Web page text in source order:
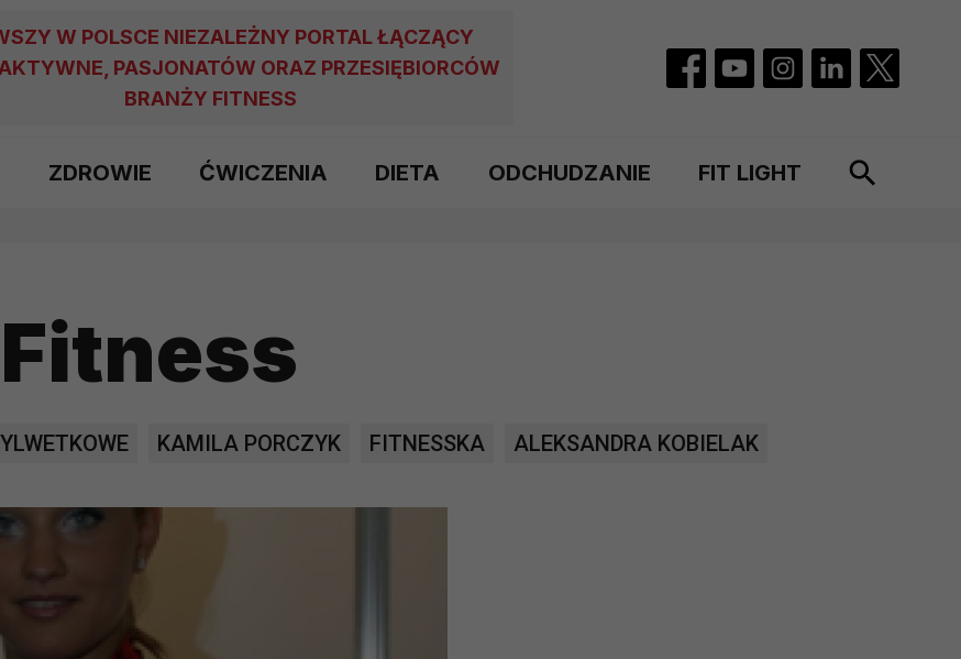
W POLSCE NIEZALEŻNY PORTAL ŁĄCZĄCY
PASJONATÓW ORAZ PRZESIĘBIORCÓW
BRANŻY FITNESS
ZDROWIE ĆWICZENIA DIETA ODCHUDZANIE FIT LIGHT
KAMILA PORCZYK FITNESSKA
ALEKSANDRA KOBIELAK